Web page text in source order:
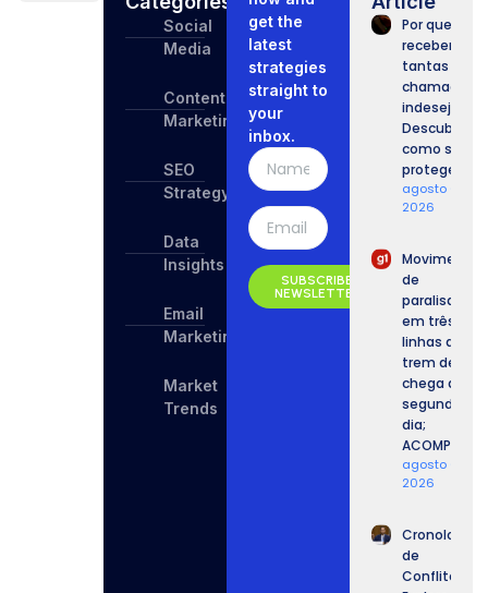
Social
Media
Content
Marketing
SEO
Strategy
Data
Insights
Email
Marketing
Market
Trends
get the
latest
strategies
straight to
your
inbox.
SUBSCRIBE
NEWSLETTER
Por que
recebemos
tantas
chamadas
Descubra
como se
proteger.
agosto 6,
2026
Movimento
de
paralisação
em três
linhas de
trem de SP
chega ao
segundo
dia;
ACOMPANHE.
agosto 6,
2026
Cronologia
de
Conflitos: